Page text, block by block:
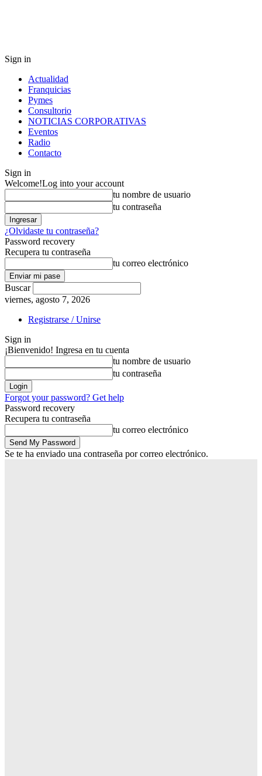
Sign in
Actualidad
Franquicias
Pymes
Consultorio
NOTICIAS CORPORATIVAS
Eventos
Radio
Contacto
Sign in
Welcome!Log into your account
tu nombre de usuario
tu contraseña
¿Olvidaste tu contraseña?
Password recovery
Recupera tu contraseña
tu correo electrónico
Buscar
viernes, agosto 7, 2026
Registrarse / Unirse
Sign in
¡Bienvenido! Ingresa en tu cuenta
tu nombre de usuario
tu contraseña
Forgot your password? Get help
Password recovery
Recupera tu contraseña
tu correo electrónico
Se te ha enviado una contraseña por correo electrónico.